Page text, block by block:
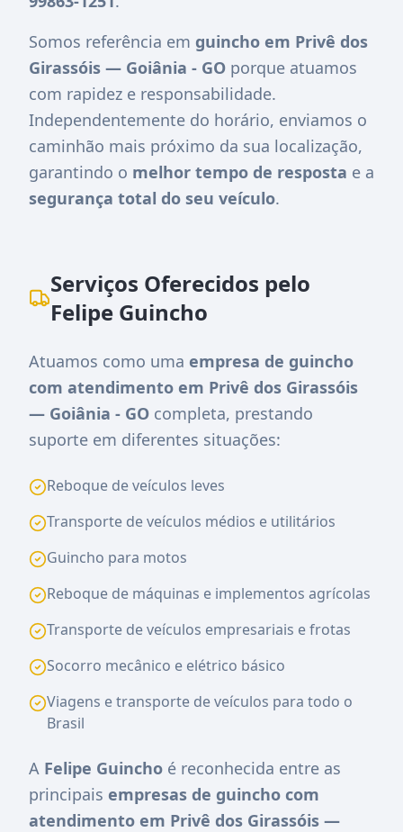
Somos referência em guincho em Privê dos
Girassóis — Goiânia - GO porque atuamos
com rapidez e responsabilidade.
Independentemente do horário, enviamos o
caminhão mais próximo da sua localização,
garantindo o melhor tempo de resposta e a
segurança total do seu veículo.
Serviços Oferecidos pelo
Felipe Guincho
Atuamos como uma empresa de guincho
com atendimento em Privê dos Girassóis
— Goiânia - GO completa, prestando
suporte em diferentes situações:
Reboque de veículos leves
Transporte de veículos médios e utilitários
Guincho para motos
Reboque de máquinas e implementos agrícolas
Transporte de veículos empresariais e frotas
Socorro mecânico e elétrico básico
Viagens e transporte de veículos para todo o
Brasil
A Felipe Guincho é reconhecida entre as
principais empresas de guincho com
atendimento em Privê dos Girassóis —